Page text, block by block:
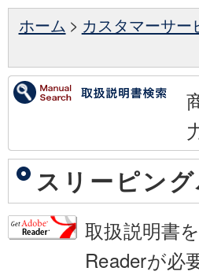
ホーム > カスタマーサー
スリーピン
取扱説明書
Readerが必